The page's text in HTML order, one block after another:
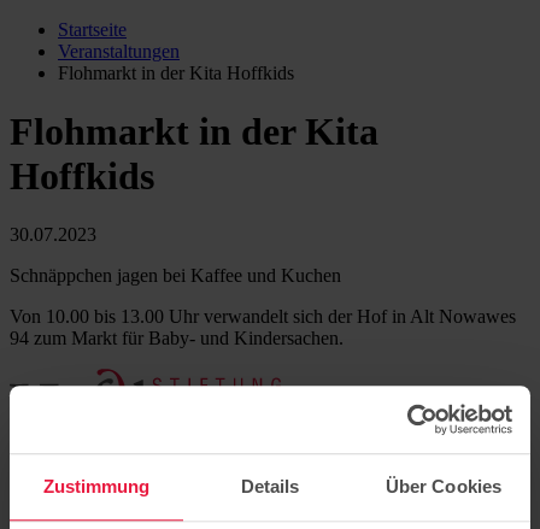
Zustimmung Details Über Cookies
Startseite
Veranstaltungen
Flohmarkt in der Kita Hoffkids
Flohmarkt in der Kita
Hoffkids
30.07.2023
Schnäppchen jagen bei Kaffee und Kuchen
Von 10.00 bis 13.00 Uhr verwandelt sich der Hof in Alt Nowawes
94 zum Markt für Baby- und Kindersachen.
Hermannswerder 7